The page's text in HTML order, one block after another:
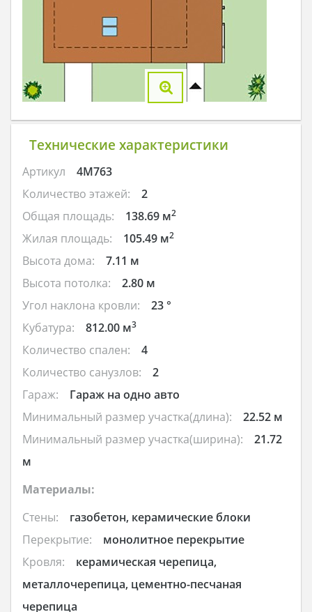
Технические характеристики
Артикул
4M763
Количество этажей:
2
Общая площадь:
138.69 м2
Жилая площадь: 105.49 м2
Высота дома:
7.11 м
Высота потолка:
2.80 м
Угол наклона кровли:
23 °
Кубатура:
812.00 м3
Количество спален:
4
Количество санузлов:
2
Гараж:
Гараж на одно авто
Минимальный размер участка(длина):
22.52 м
Минимальный размер участка(ширина):
21.72
м
Материалы:
Стены:
газобетон, керамические блоки
Перекрытие:
монолитное перекрытие
Кровля:
керамическая черепица,
металлочерепица, цементно-песчаная
черепица